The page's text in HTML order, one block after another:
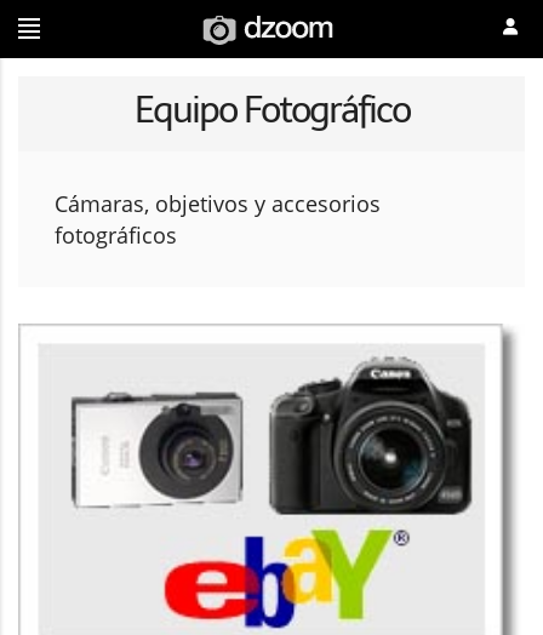
Equipo Fotográfico
Cámaras, objetivos y accesorios
fotográficos